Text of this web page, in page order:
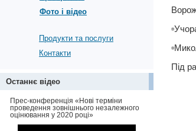
Фото і відео
Продукти та послуги
Контакти
Останнє відео
Прес-конференція «Нові терміни
проведення зовнішнього незалежного
оцінювання у 2020 році»
Під